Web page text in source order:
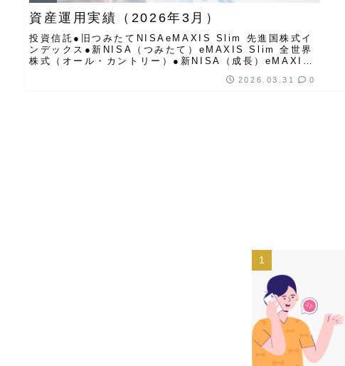
資産運用実績（2026年3月）
投資信託●旧つみたてNISAeMAXIS Slim 先進国株式イ
ンデックス●新NISA（つみたて）eMAXIS Slim 全世界
株式（オール・カントリー）●新NISA（成長）eMAXIS
2026.03.31 0